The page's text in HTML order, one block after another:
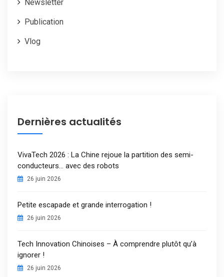
Newsletter
Publication
Vlog
Dernières actualités
VivaTech 2026 : La Chine rejoue la partition des semi-
conducteurs… avec des robots
26 juin 2026
Petite escapade et grande interrogation !
26 juin 2026
Tech Innovation Chinoises – À comprendre plutôt qu’à
ignorer !
26 juin 2026